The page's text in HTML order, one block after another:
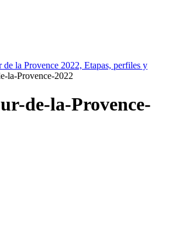
de la Provence 2022, Etapas, perfiles y
la-Provence-2022
de-la-Provence-